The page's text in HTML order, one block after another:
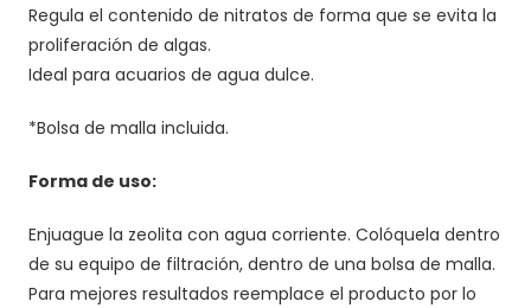
Regula el contenido de nitratos de forma que se evita la
proliferación de algas.
Ideal para acuarios de agua dulce.
*Bolsa de malla incluida.
Forma de uso:
Enjuague la zeolita con agua corriente. Colóquela dentro
de su equipo de filtración, dentro de una bolsa de malla.
Para mejores resultados reemplace el producto por lo